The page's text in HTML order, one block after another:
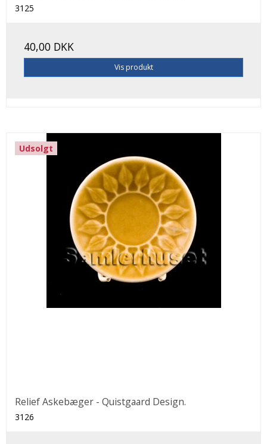
3125
40,00 DKK
Vis produkt
Udsolgt
Relief Askebæger - Quistgaard Design.
3126